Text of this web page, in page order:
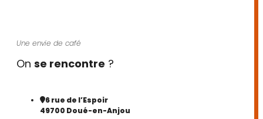
Une envie de café
On se rencontre ?
6 rue de l’Espoir
49700 Doué-en-Anjou